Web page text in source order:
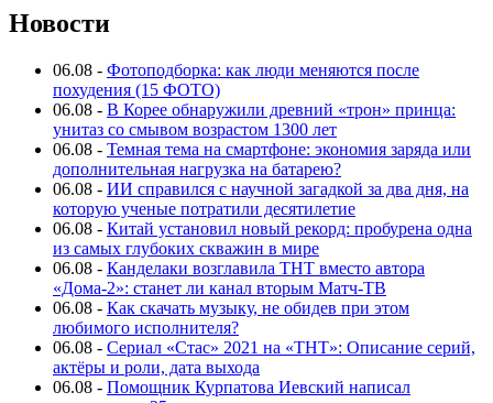
Новости
06.08 - Фотоподборка: как люди меняются после
похудения (15 ФОТО)
06.08 - В Корее обнаружили древний «трон» принца:
унитаз со смывом возрастом 1300 лет
06.08 - Темная тема на смартфоне: экономия заряда или
дополнительная нагрузка на батарею?
06.08 - ИИ справился с научной загадкой за два дня, на
которую ученые потратили десятилетие
06.08 - Китай установил новый рекорд: пробурена одна
из самых глубоких скважин в мире
06.08 - Канделаки возглавила ТНТ вместо автора
«Дома-2»: станет ли канал вторым Матч-ТВ
06.08 - Как скачать музыку, не обидев при этом
любимого исполнителя?
06.08 - Сериал «Стас» 2021 на «ТНТ»: Описание серий,
актёры и роли, дата выхода
06.08 - Помощник Курпатова Иевский написал